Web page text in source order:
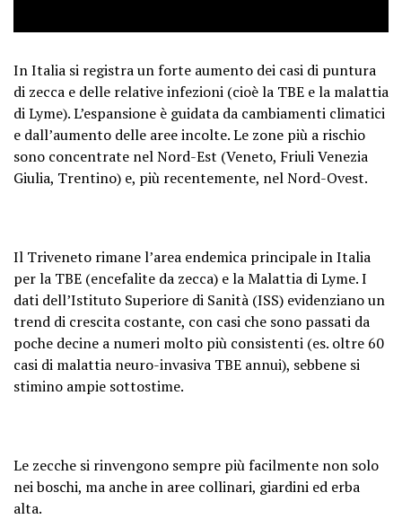
In Italia si registra un forte aumento dei casi di puntura
di zecca e delle relative infezioni (cioè la TBE e la malattia
di Lyme). L’espansione è guidata da cambiamenti climatici
e dall’aumento delle aree incolte. Le zone più a rischio
sono concentrate nel Nord-Est (Veneto, Friuli Venezia
Giulia, Trentino) e, più recentemente, nel Nord-Ovest.
Il Triveneto rimane l’area endemica principale in Italia
per la TBE (encefalite da zecca) e la Malattia di Lyme. I
dati dell’Istituto Superiore di Sanità (ISS) evidenziano un
trend di crescita costante, con casi che sono passati da
poche decine a numeri molto più consistenti (es. oltre 60
casi di malattia neuro-invasiva TBE annui), sebbene si
stimino ampie sottostime.
Le zecche si rinvengono sempre più facilmente non solo
nei boschi, ma anche in aree collinari, giardini ed erba
alta.